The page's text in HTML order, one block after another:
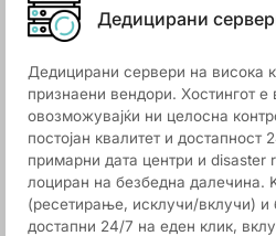
Дедицирани
Дедицирани сервери на висока
признаени вендори. Хостингот
овозможувајќи ни целосна
постојан квалитет и
примарни дата центри и disaster
лоциран на безбедна далечина.
(ресетирање, исклучи/вклучи) и
достапни 24/7 на еден клик,